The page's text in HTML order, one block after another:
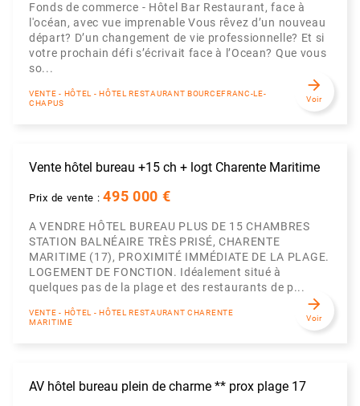
Fonds de commerce - Hôtel Bar Restaurant, face à
l'océan, avec vue imprenable Vous rêvez d’un nouveau
départ? D’un changement de vie professionnelle? Et si
votre prochain défi s’écrivait face à l’Ocean? Que vous
so...
VENTE - HÔTEL - HÔTEL RESTAURANT BOURCEFRANC-LE-
CHAPUS
arrow_forward
Voir
Vente hôtel bureau +15 ch + logt Charente Maritime
Prix de vente :495 000 €
A VENDRE HÔTEL BUREAU PLUS DE 15 CHAMBRES
STATION BALNÉAIRE TRÈS PRISÉ, CHARENTE
MARITIME (17), PROXIMITÉ IMMÉDIATE DE LA PLAGE.
LOGEMENT DE FONCTION. Idéalement situé à
quelques pas de la plage et des restaurants de p...
VENTE - HÔTEL - HÔTEL RESTAURANT CHARENTE
MARITIME
arrow_forward
Voir
AV hôtel bureau plein de charme ** prox plage 17